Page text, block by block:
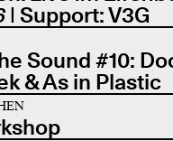
| Support: V3G
Sound #10:
& As in Plastic